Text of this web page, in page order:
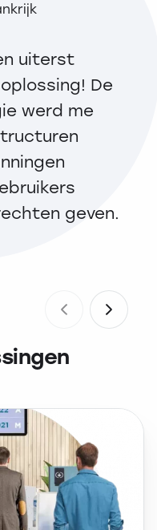
uiterst
De
werd me
geven.